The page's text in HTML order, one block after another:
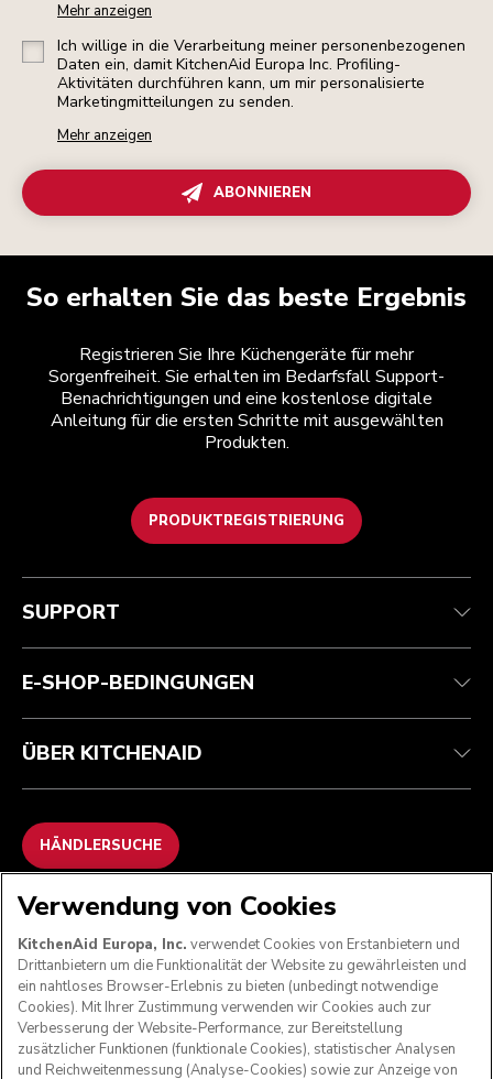
Mehr anzeigen
Ich willige in die Verarbeitung meiner personenbezogenen
Daten ein, damit KitchenAid Europa Inc. Profiling-
Aktivitäten durchführen kann, um mir personalisierte
Marketingmitteilungen zu senden.
Mehr anzeigen
ABONNIEREN
So erhalten Sie das beste Ergebnis
Registrieren Sie Ihre Küchengeräte für mehr
Sorgenfreiheit. Sie erhalten im Bedarfsfall Support-
Benachrichtigungen und eine kostenlose digitale
Anleitung für die ersten Schritte mit ausgewählten
Produkten.
PRODUKTREGISTRIERUNG
Health Check
Verfolgen Sie Ihre Bestellung
Garantie und Dokumente
Häufig gestellte fragen
Teilnahmebedingungen
Rückgaben und Erstattungen
Impressum
ODR
Die Marke
Händlersuche
SUPPORT
E-SHOP-BEDINGUNGEN
ÜBER KITCHENAID
HÄNDLERSUCHE
WIR AKZEPTIEREN
FOLGEN SIE UNS
Verwendung von Cookies
KitchenAid Europa, Inc. verwendet Cookies von Erstanbietern und
Drittanbietern um die Funktionalität der Website zu gewährleisten und
ein nahtloses Browser-Erlebnis zu bieten (unbedingt notwendige
Cookies). Mit Ihrer Zustimmung verwenden wir Cookies auch zur
Verbesserung der Website-Performance, zur Bereitstellung
zusätzlicher Funktionen (funktionale Cookies), statistischer Analysen
und Reichweitenmessung (Analyse-Cookies) sowie zur Anzeige von